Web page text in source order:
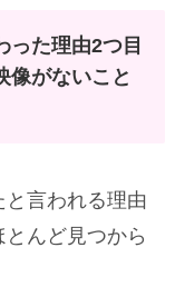
った理由2つ目
像がないこと
言われる理由
んど見つから